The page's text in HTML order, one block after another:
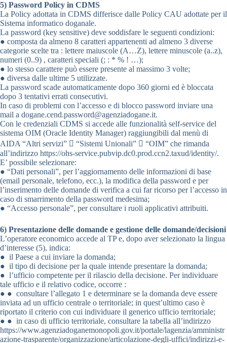
5) Password Policy in CDMS
La Policy adottata in CDMS differisce dalle Policy CAU adottate per il
Sistema informatico doganale.
La password (key sensitive) deve soddisfare le seguenti condizioni:
● composta da almeno 8 caratteri appartenenti ad almeno 3 diverse
categorie scelte tra : lettere maiuscole (A…Z), lettere minuscole (a..z),
numeri (0..9) , caratteri speciali (; : * % ! …);
● lo stesso carattere può essere presente al massimo 3 volte;
● diversa dalle ultime 5 utilizzate.
La password scade automaticamente dopo 360 giorni ed è bloccata
dopo 3 tentativi errati consecutivi.
In caso di problemi con l’accesso e di blocco password inviare una
mail a dogane.cend.password@agenziadogane.it.
Con le credenziali CDMS si accede alle funzionalità self-service del
sistema OIM (Oracle Identity Manager) raggiungibili dal menù di
AIDA “Altri servizi”  “Sistemi Unionali”  “OIM” che rimanda
all’indirizzo https://ohs-service.pubvip.dc0.prod.ccn2.taxud/identity/.
E’ possibile selezionare:
● “Dati personali”, per l’aggiornamento delle informazioni di base
(email personale, telefono, ecc.), la modifica della password e per
l’inserimento delle domande di verifica a cui far ricorso per l’accesso in
caso di smarrimento della password medesima;
● “Accesso personale”, per consultare i ruoli applicativi attribuiti.
6) Presentazione delle domande e gestione delle domande/decisioni
L’operatore economico accede al TP e, dopo aver selezionato la lingua
d’interesse (5), indica:
● il Paese a cui inviare la domanda;
● il tipo di decisione per la quale intende presentare la domanda;
● l’ufficio competente per il rilascio della decisione. Per individuare
tale ufficio e il relativo codice, occorre :
● ● consultare l’allegato 1 e determinare se la domanda deve essere
inviata ad un ufficio centrale o territoriale; in quest’ultimo caso è
riportato il criterio con cui individuare il generico ufficio territoriale;
● ● in caso di ufficio territoriale, consultare la tabella all’indirizzo
https://www.agenziadoganemonopoli.gov.it/portale/lagenzia/amministr
azione-trasparente/organizzazione/articolazione-degli-uffici/indirizzi-e-